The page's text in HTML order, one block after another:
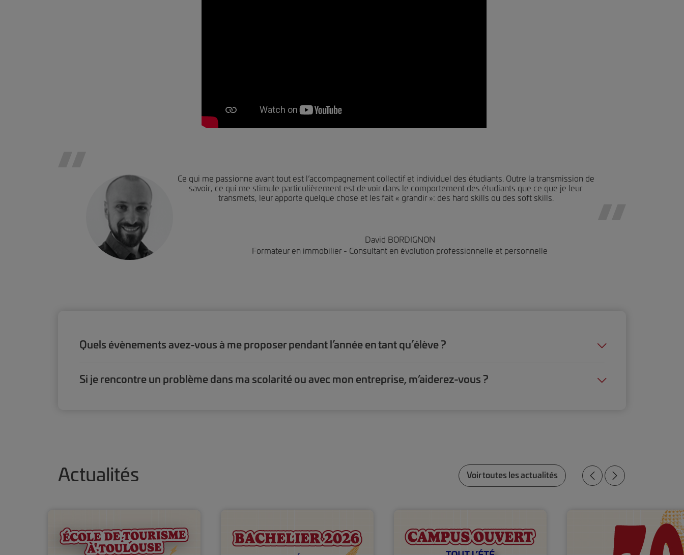
Ce qui me passionne avant tout est l’accompagnement collectif et individuel des étudiants. Outre la transmission de
savoir, ce qui me stimule particulièrement est de voir dans le comportement des étudiants que ce que je leur
transmets, leur apporte quelque chose et les fait « grandir »: des hard skills ou des soft skills.
David BORDIGNON
Formateur en immobilier - Consultant en évolution professionnelle et personnelle
Quels évènements avez-vous à me proposer pendant l’année en tant qu’élève ?
Si je rencontre un problème dans ma scolarité ou avec mon entreprise, m’aiderez-vous ?
Actualités Voir toutes les actualités